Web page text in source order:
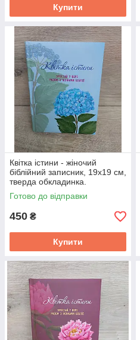
Купити
Квітка істини - жіночий
біблійний записник, 19х19 см,
тверда обкладинка.
Готово до відправки
450 ₴
Купити